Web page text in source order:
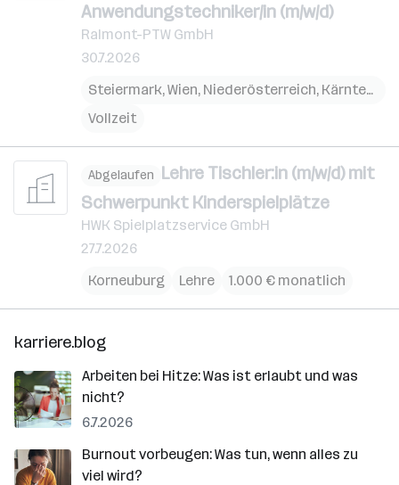
Anwendungstechniker/in (m/w/d)
Ralmont-PTW GmbH
30.7.2026
Steiermark,Wien, Niederösterreich, Kärnten
Vollzeit
Abgelaufen Lehre Tischler:in (m/w/d) mit
Schwerpunkt Kinderspielplätze
HWK Spielplatzservice GmbH
27.7.2026
Korneuburg
Lehre 1.000 € monatlich
karriere.blog
Arbeiten bei Hitze: Was ist erlaubt und was
nicht?
6.7.2026
Burnout vorbeugen: Was tun, wenn alles zu
viel wird?